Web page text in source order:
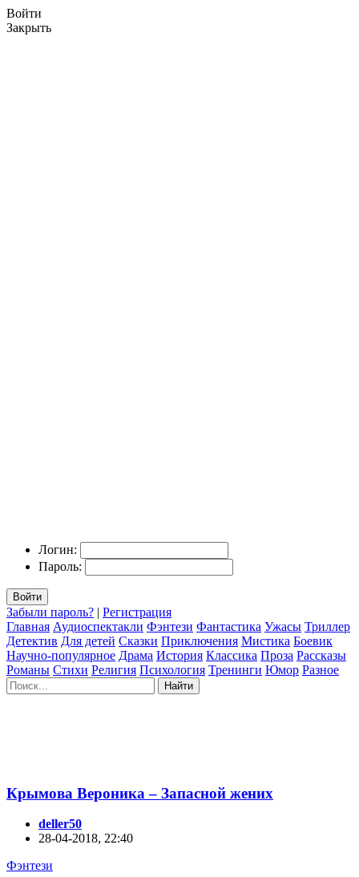
Войти
Закрыть
Логин:
Пароль:
Войти
Забыли пароль? | Регистрация
Главная Аудиоспектакли Фэнтези Фантастика Ужасы Триллер
Детектив Для детей Сказки Приключения Мистика Боевик
Научно-популярное Драма История Классика Проза Рассказы
Романы Стихи Религия Психология Тренинги Юмор Разное
Найти
Крымова Вероника – Запасной жених
deller50
28-04-2018, 22:40
Фэнтези